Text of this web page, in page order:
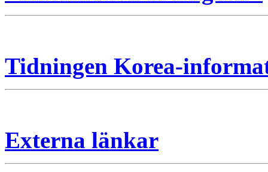
Tidningen Korea-
Externa länkar